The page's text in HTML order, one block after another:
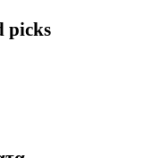
picks